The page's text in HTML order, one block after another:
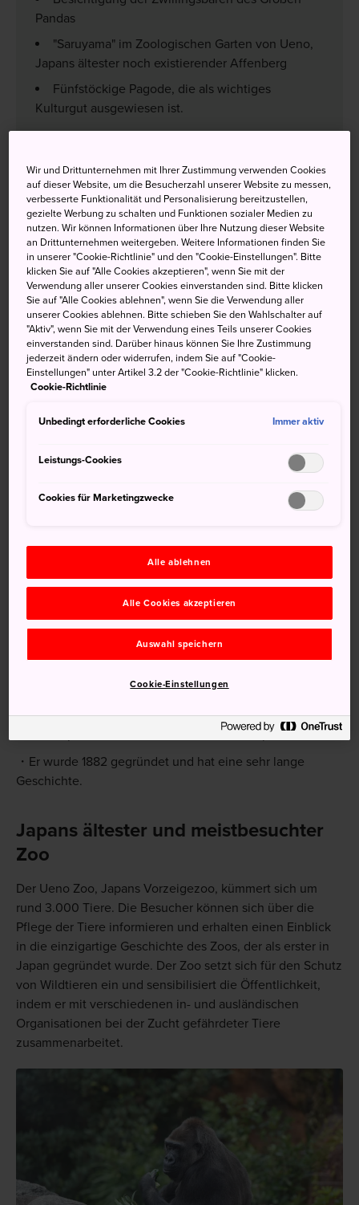
Pandas
"Saruyama" im Zoologischen Garten von Ueno,
Japans ältester noch existierender Affenberg
Fünfstöckige Pagode, die als wichtiges
Kulturgut ausgewiesen ist.
Anfahrt
Der nächstgelegene Bahnhof zum Ueno Zoo ist der JR-
Bahnhof und die Tokyo Metro Station Ueno. Wenn Sie am
Parkside Ticket Gate des JR Bahnhofs Ueno aussteigen,
befindet sich der Ueno Park direkt vor Ihnen.
Neben dem Zoo, der vom Bahnhof aus in fünf Minuten zu
Fuß zu erreichen ist, kann man auch die Wissenschafts-,
Geschichts- und Kunstmuseen besuchen, die sich im Park
befinden. Drei Tore führen in den Park.
© Tokyo Zoological Park Society
Riesenpandas sind nur an drei Orten in Japan zu sehen.
Er wurde 1882 gegründet und hat eine sehr lange
Geschichte.
Japans ältester und meistbesuchter
Zoo
Der Ueno Zoo, Japans Vorzeigezoo, kümmert sich um
rund 3.000 Tiere. Die Besucher können sich über die
Pflege der Tiere informieren und erhalten einen Einblick
in die einzigartige Geschichte des Zoos, der als erster in
Japan gegründet wurde. Der Zoo setzt sich für den Schutz
von Wildtieren ein und sensibilisiert die Öffentlichkeit,
indem er mit verschiedenen in- und ausländischen
Organisationen bei der Zucht gefährdeter Tiere
zusammenarbeitet.
Wir und Drittunternehmen mit Ihrer Zustimmung verwenden Cookies
auf dieser Website, um die Besucherzahl unserer Website zu messen,
verbesserte Funktionalität und Personalisierung bereitzustellen,
gezielte Werbung zu schalten und Funktionen sozialer Medien zu
nutzen. Wir können Informationen über Ihre Nutzung dieser Website
an Drittunternehmen weitergeben. Weitere Informationen finden Sie
in unserer "Cookie-Richtlinie" und den "Cookie-Einstellungen". Bitte
klicken Sie auf "Alle Cookies akzeptieren", wenn Sie mit der
Verwendung aller unserer Cookies einverstanden sind. Bitte klicken
Sie auf "Alle Cookies ablehnen", wenn Sie die Verwendung aller
unserer Cookies ablehnen. Bitte schieben Sie den Wahlschalter auf
"Aktiv", wenn Sie mit der Verwendung eines Teils unserer Cookies
einverstanden sind. Darüber hinaus können Sie Ihre Zustimmung
jederzeit ändern oder widerrufen, indem Sie auf "Cookie-
Einstellungen" unter Artikel 3.2 der "Cookie-Richtlinie" klicken.
Cookie-Richtlinie
Unbedingt erforderliche Cookies Immer aktiv
Leistungs-Cookies
Cookies für Marketingzwecke
Alle ablehnen
Alle Cookies akzeptieren
Auswahl speichern
Cookie-Einstellungen